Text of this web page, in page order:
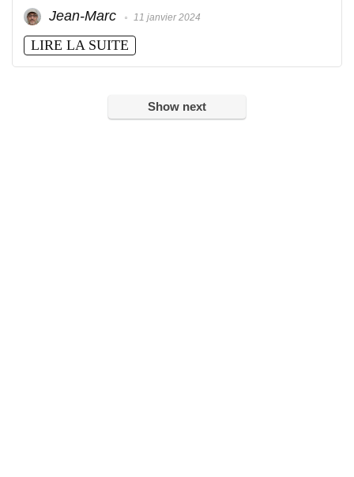
Jean-Marc
11 janvier 2024
LIRE LA SUITE
Show next